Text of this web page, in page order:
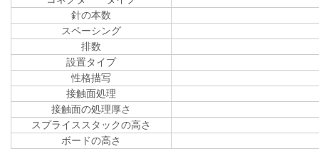
針の本数
スペーシング
排数
設置タイプ
性格描写
接触面処理
接触面の処理厚さ
スプライススタックの高さ
ボードの高さ